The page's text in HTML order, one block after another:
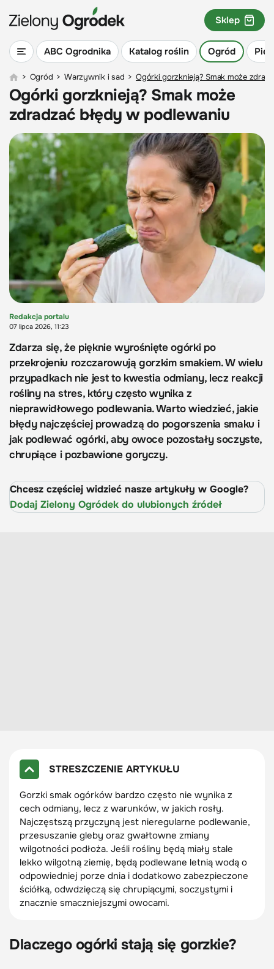
ABC Ogrodnika Katalog roślin Ogród
Sklep
> Ogród > Warzywnik i sad > Ogórki gorzknieją? Smak może
Ogórki gorzknieją? Smak może
zdradzać błędy w podlewaniu
Redakcja portalu
07 lipca 2026, 11:23
Zdarza się, że pięknie wyrośnięte ogórki po
przekrojeniu rozczarowują gorzkim smakiem. W wielu
przypadkach nie jest to kwestia odmiany, lecz reakcji
rośliny na stres, który często wynika z
nieprawidłowego podlewania. Warto wiedzieć, jakie
błędy najczęściej prowadzą do pogorszenia smaku i
jak podlewać ogórki, aby owoce pozostały soczyste,
chrupiące i pozbawione goryczy.
Chcesz częściej widzieć nasze artykuły w Google?
Dodaj Zielony Ogródek do ulubionych źródeł
STRESZCZENIE ARTYKUŁU
Gorzki smak ogórków bardzo często nie wynika z
cech odmiany, lecz z warunków, w jakich rosły.
Najczęstszą przyczyną jest nieregularne podlewanie,
przesuszanie gleby oraz gwałtowne zmiany
wilgotności podłoża. Jeśli rośliny będą miały stale
lekko wilgotną ziemię, będą podlewane letnią wodą o
odpowiedniej porze dnia i dodatkowo zabezpieczone
ściółką, odwdzięczą się chrupiącymi, soczystymi i
znacznie smaczniejszymi owocami.
Dlaczego ogórki stają się gorzkie?